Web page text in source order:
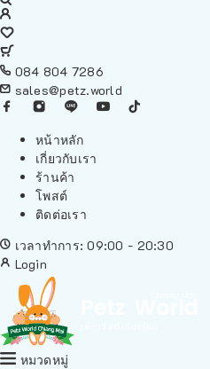
084 804 7286
sales@petz.world
หน้าหลัก
เกี่ยวกับเรา
ร้านค้า
โพสต์
ติดต่อเรา
เวลาทำการ: 09:00 - 20:30
Login
หมวดหมู่